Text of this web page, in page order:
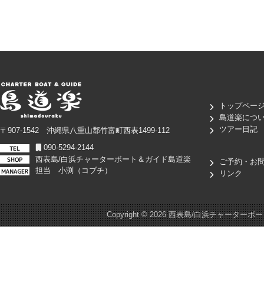
〒907-1542 沖縄県八重山郡竹富町西表1499-112
090-5294-2144
西表島/白浜チャーターボート＆ガイド島道楽
担当 小渕（コブチ）
トップペー
島道楽につ
ツアー日記
ご予約・お
リンク
Copyright ©2026 西表島/白浜チャーターボ